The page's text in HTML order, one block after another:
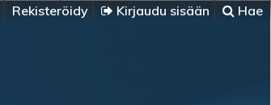
Rekisteröidy Kirjaudu sisään Hae